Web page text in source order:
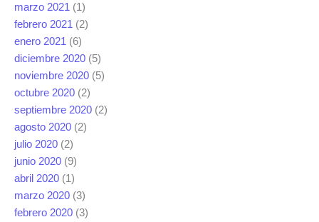
marzo 2021 (1)
febrero 2021 (2)
enero 2021 (6)
diciembre 2020 (5)
noviembre 2020 (5)
octubre 2020 (2)
septiembre 2020 (2)
agosto 2020 (2)
julio 2020 (2)
junio 2020 (9)
abril 2020 (1)
marzo 2020 (3)
febrero 2020 (3)